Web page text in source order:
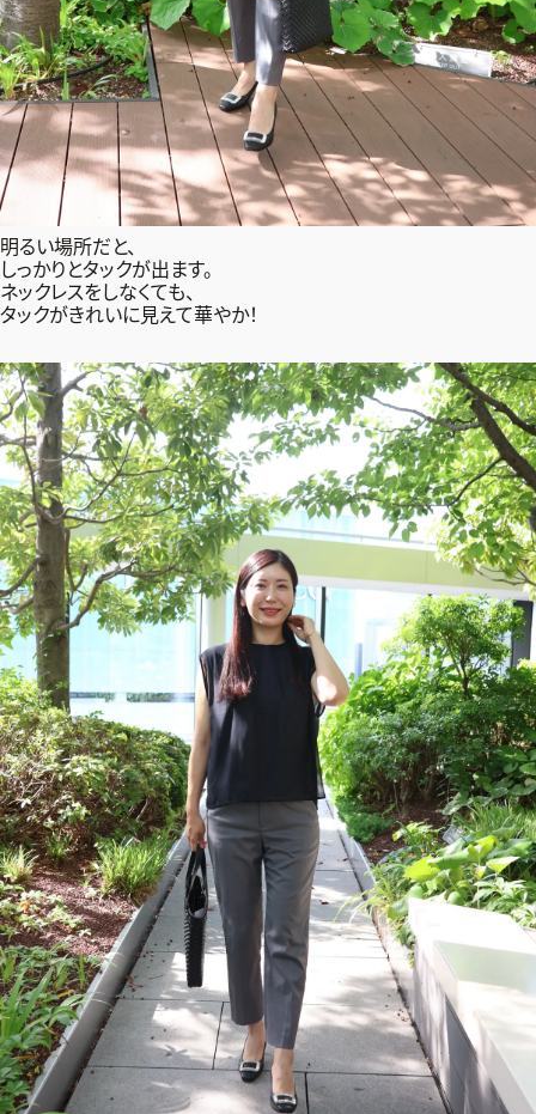
明るい場所だと、
しっかりとタックが出ます。
ネックレスをしなくても、
タックがきれいに見えて華やか！